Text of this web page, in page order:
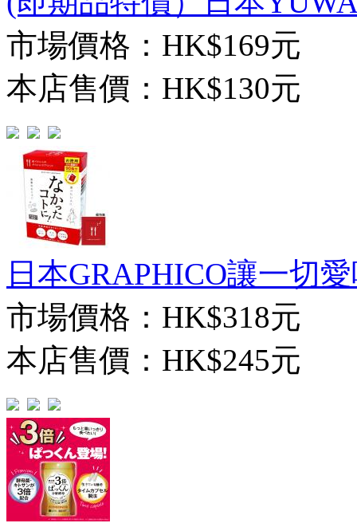
市場價格： HK$169元
本店售價： HK$130元
日本GRAPHICO讓一切
市場價格： HK$318元
本店售價： HK$245元